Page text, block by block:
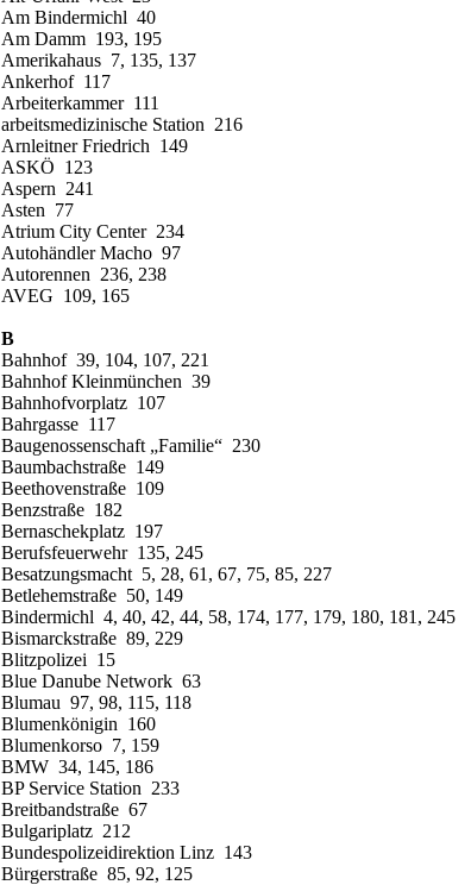
Am Bindermichl 40
Am Damm 193, 195
Amerikahaus 7, 135, 137
Ankerhof 117
Arbeiterkammer 111
arbeitsmedizinische Station 216
Arnleitner Friedrich 149
ASKÖ 123
Aspern 241
Asten 77
Atrium City Center 234
Autohändler Macho 97
Autorennen 236, 238
AVEG 109, 165
B
Bahnhof 39, 104, 107, 221
Bahnhof Kleinmünchen 39
Bahnhofvorplatz 107
Bahrgasse 117
Baugenossenschaft „Familie“ 230
Baumbachstraße 149
Beethovenstraße 109
Benzstraße 182
Bernaschekplatz 197
Berufsfeuerwehr 135, 245
Besatzungsmacht 5, 28, 61, 67, 75, 85, 227
Betlehemstraße 50, 149
Bindermichl 4, 40, 42, 44, 58, 174, 177, 179, 180, 181, 245
Bismarckstraße 89, 229
Blitzpolizei 15
Blue Danube Network 63
Blumau 97, 98, 115, 118
Blumenkönigin 160
Blumenkorso 7, 159
BMW 34, 145, 186
BP Service Station 233
Breitbandstraße 67
Bulgariplatz 212
Bundespolizeidirektion Linz 143
Bürgerstraße 85, 92, 125